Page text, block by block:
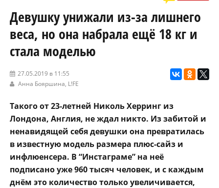
Девушку унижали из-за лишнего
веса, но она набрала ещё 18 кг и
стала моделью
27.05.2019 в 11:55
Анна Бояршина, L!FE
Такого от 23-летней Николь Херринг из
Лондона, Англия, не ждал никто. Из забитой и
ненавидящей себя девушки она превратилась
в известную модель размера плюс-сайз и
инфлюенсера. В “Инстаграме” на неё
подписано уже 960 тысяч человек, и с каждым
днём это количество только увеличивается,